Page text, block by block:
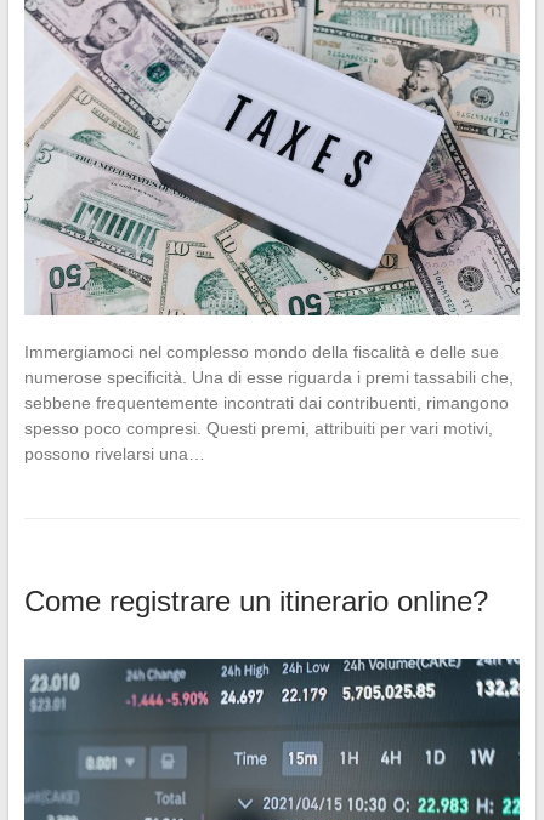
Immergiamoci nel complesso mondo della fiscalità e delle sue
numerose specificità. Una di esse riguarda i premi tassabili che,
sebbene frequentemente incontrati dai contribuenti, rimangono
spesso poco compresi. Questi premi, attribuiti per vari motivi,
possono rivelarsi una…
Come registrare un itinerario online?